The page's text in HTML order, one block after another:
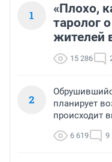
1
«Плохо,
таролог
жителей
15 286
2
планирует
происходит
6 619 9